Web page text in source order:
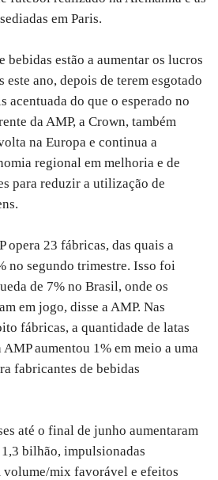
em Paris.
bebidas estão a aumentar os lucros
este ano, depois de terem esgotado
acentuada do que o esperado no
da AMP, a Crown, também
na Europa e continua a
regional em melhoria e de
para reduzir a utilização de
opera 23 fábricas, das quais a
no segundo trimestre. Isso foi
de 7% no Brasil, onde os
em jogo, disse a AMP. Nas
fábricas, a quantidade de latas
aumentou 1% em meio a uma
fabricantes de bebidas
até o final de junho aumentaram
bilhão, impulsionadas
mix favorável e efeitos